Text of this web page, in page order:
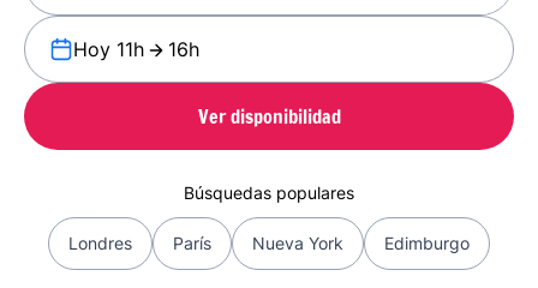
Hoy 11h 16h
Ver disponibilidad
Búsquedas populares
Londres París Nueva York Edimburgo